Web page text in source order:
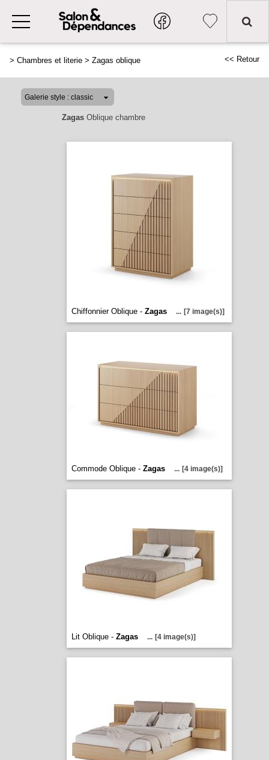
> Chambres et literie > Zagas oblique << Retour
ZagasOblique chambre
Chiffonnier Oblique - Zagas ... [7 image(s)]
Commode Oblique - Zagas ... [4 image(s)]
Lit Oblique - Zagas ... [4 image(s)]